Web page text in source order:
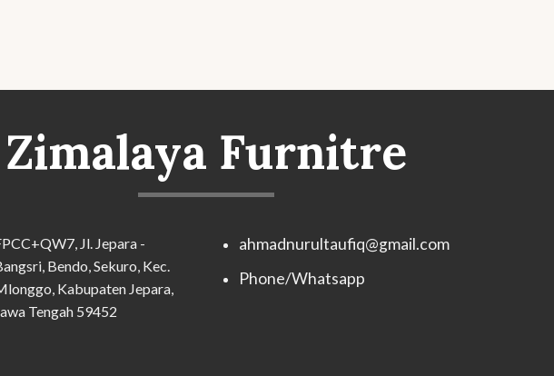
Zimalaya Furnitre
Jl. Jepara -
Bendo, Sekuro, Kec.
Kabupaten Jepara,
Tengah 59452
ahmadnurultaufiq@gmail.com
Phone/Whatsapp